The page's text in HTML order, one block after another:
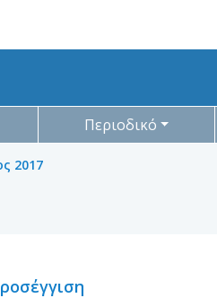
Περιοδικό
2017